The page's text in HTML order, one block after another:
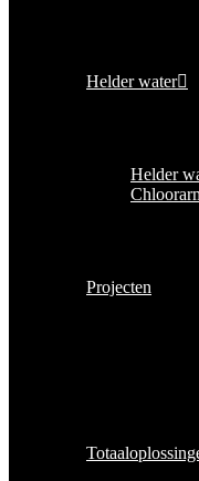
Helder water
Helder
Projecten